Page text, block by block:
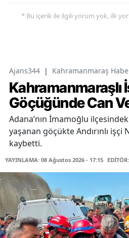
* Bu içerik ile ilgili yorum yok, ilk
Ajans344 | Kahramanmaraş
Kahramanmaraşlı
Göçüğünde Can
Adana’nın İmamoğlu
yaşanan göçükte Andırınlı işçi
kaybetti.
YAYINLAMA: 08 Ağustos 2026 - 17:15